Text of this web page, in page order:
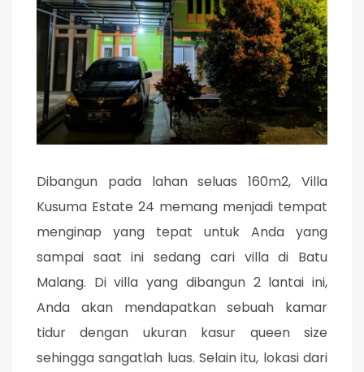
Dibangun pada lahan seluas 160m2, Villa
Kusuma Estate 24 memang menjadi tempat
menginap yang tepat untuk Anda yang
sampai saat ini sedang cari villa di Batu
Malang. Di villa yang dibangun 2 lantai ini,
Anda akan mendapatkan sebuah kamar
tidur dengan ukuran kasur queen size
sehingga sangatlah luas. Selain itu, lokasi dari